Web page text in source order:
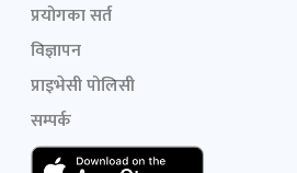
प्रयोगका सर्त
विज्ञापन
प्राइभेसी पोलिसी
सम्पर्क